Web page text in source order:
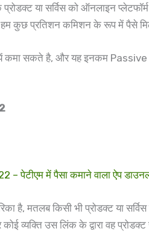
या सर्विस को ऑनलाइन
हम कुछ प्रतिशन कमिशन के रूप में पैसे
सकते है, और यह इनकम Passive
में पैसा कमाने वाला ऐप
मतलब किसी भी प्रोडक्ट या
व्यक्ति उस लिंक के द्वारा वह